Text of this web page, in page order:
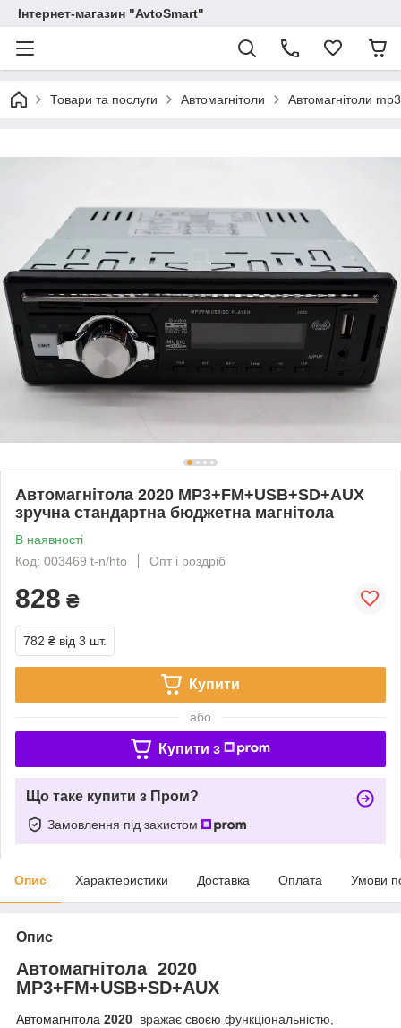
Інтернет-магазин "AvtoSmart"
Товари та послуги Автомагнітоли Автомагнітоли
Автомагнітола 2020 MP3+FM+USB+SD+AUX
зручна стандартна бюджетна магнітола
В наявності
Код: 003469 t-n/hto
Опт і роздріб
828 ₴
782 ₴ від 3 шт.
Купити
або
Купити з
Що таке купити з Пром?
Замовлення під захистом
Опис Характеристики Доставка Оплата Умови
Опис
Автомагнітола 2020
MP3+FM+USB+SD+AUX
Автомагнітола 2020 вражає своєю функціональністю,